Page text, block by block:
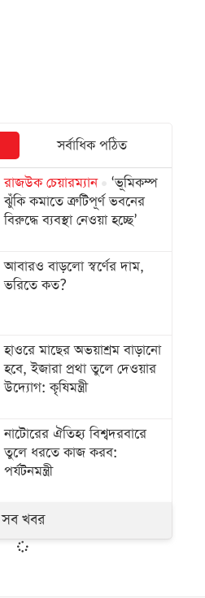
সর্বাধিক পঠিত
রাজউক চেয়ারম্যান
‘ভূমিকম্প
ঝুঁকি কমাতে ত্রুটিপূর্ণ ভবনের
বিরুদ্ধে ব্যবস্থা নেওয়া হচ্ছে’
আবারও বাড়লো স্বর্ণের দাম,
ভরিতে কত?
হাওরে মাছের অভয়াশ্রম বাড়ানো
হবে, ইজারা প্রথা তুলে দেওয়ার
উদ্যোগ: কৃষিমন্ত্রী
নাটোরের ঐতিহ্য বিশ্বদরবারে
তুলে ধরতে কাজ করব:
পর্যটনমন্ত্রী
সব খবর